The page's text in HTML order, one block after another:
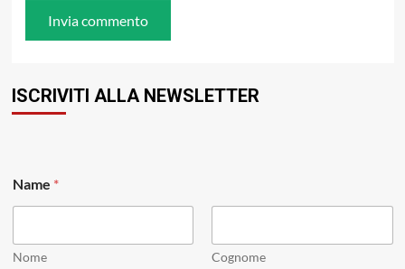
ISCRIVITI ALLA NEWSLETTER
Name *
Nome Cognome